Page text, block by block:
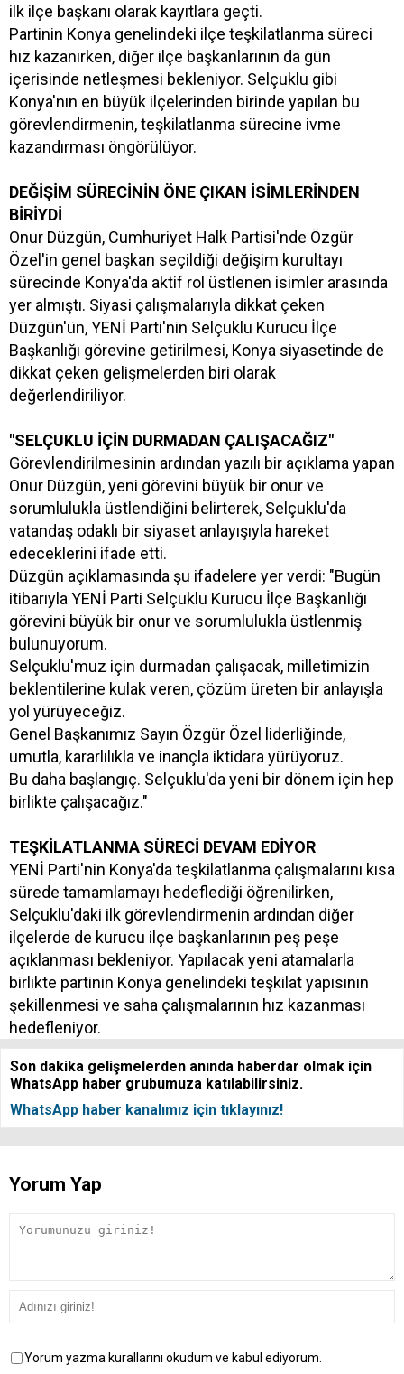
ilk ilçe başkanı olarak kayıtlara geçti.
Partinin Konya genelindeki ilçe teşkilatlanma süreci
hız kazanırken, diğer ilçe başkanlarının da gün
içerisinde netleşmesi bekleniyor. Selçuklu gibi
Konya'nın en büyük ilçelerinden birinde yapılan bu
görevlendirmenin, teşkilatlanma sürecine ivme
kazandırması öngörülüyor.
DEĞİŞİM SÜRECİNİN ÖNE ÇIKAN İSİMLERİNDEN
BİRİYDİ
Onur Düzgün, Cumhuriyet Halk Partisi'nde Özgür
Özel'in genel başkan seçildiği değişim kurultayı
sürecinde Konya'da aktif rol üstlenen isimler arasında
yer almıştı. Siyasi çalışmalarıyla dikkat çeken
Düzgün'ün, YENİ Parti'nin Selçuklu Kurucu İlçe
Başkanlığı görevine getirilmesi, Konya siyasetinde de
dikkat çeken gelişmelerden biri olarak
değerlendiriliyor.
"SELÇUKLU İÇİN DURMADAN ÇALIŞACAĞIZ"
Görevlendirilmesinin ardından yazılı bir açıklama yapan
Onur Düzgün, yeni görevini büyük bir onur ve
sorumlulukla üstlendiğini belirterek, Selçuklu'da
vatandaş odaklı bir siyaset anlayışıyla hareket
edeceklerini ifade etti.
Düzgün açıklamasında şu ifadelere yer verdi: "Bugün
itibarıyla YENİ Parti Selçuklu Kurucu İlçe Başkanlığı
görevini büyük bir onur ve sorumlulukla üstlenmiş
bulunuyorum.
Selçuklu'muz için durmadan çalışacak, milletimizin
beklentilerine kulak veren, çözüm üreten bir anlayışla
yol yürüyeceğiz.
Genel Başkanımız Sayın Özgür Özel liderliğinde,
umutla, kararlılıkla ve inançla iktidara yürüyoruz.
Bu daha başlangıç. Selçuklu'da yeni bir dönem için hep
birlikte çalışacağız."
TEŞKİLATLANMA SÜRECİ DEVAM EDİYOR
YENİ Parti'nin Konya'da teşkilatlanma çalışmalarını kısa
sürede tamamlamayı hedeflediği öğrenilirken,
Selçuklu'daki ilk görevlendirmenin ardından diğer
ilçelerde de kurucu ilçe başkanlarının peş peşe
açıklanması bekleniyor. Yapılacak yeni atamalarla
birlikte partinin Konya genelindeki teşkilat yapısının
şekillenmesi ve saha çalışmalarının hız kazanması
hedefleniyor.
Son dakika gelişmelerden anında haberdar olmak için
WhatsApp haber grubumuza katılabilirsiniz.
WhatsApp haber kanalımız için tıklayınız!
Yorum Yap
Yorum yazma kurallarını okudum ve kabul ediyorum.